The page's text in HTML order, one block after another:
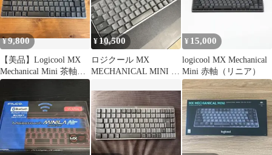
¥9,800
【美品】Logicool MX
Mechanical Mini 茶軸
日本語配列
¥ 10,500
ロジクール MX
MECHANICAL MINI メ
軸
¥ 15,000
logicool MX Mechanical
Mini 赤軸（リニア）